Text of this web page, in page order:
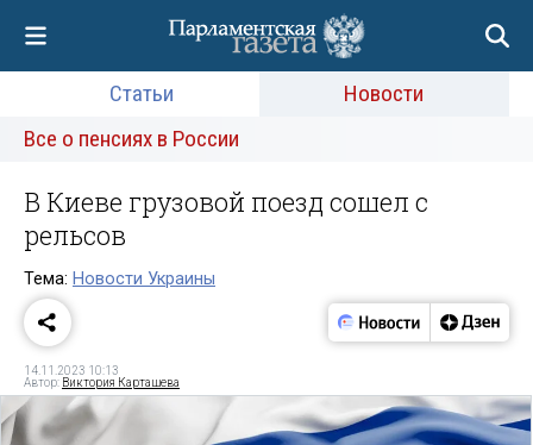
Статьи
Новости
Все о пенсиях в России
В Киеве грузовой поезд сошел с
рельсов
Тема: Новости Украины
14.11.2023 10:13
Автор: Виктория Карташева